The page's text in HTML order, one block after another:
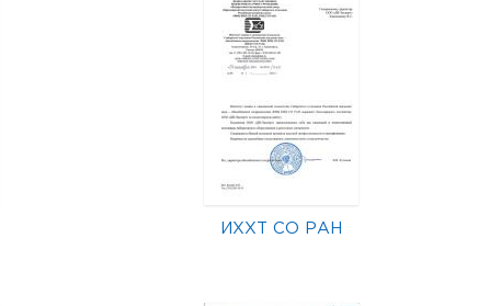
ИХХТ СО РАН